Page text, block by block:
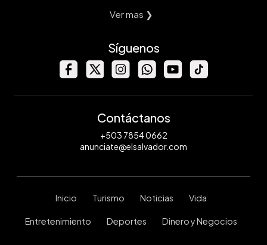
Ver mas ❯
Síguenos
Contáctanos
+503 7854 0662
anunciate@elsalvador.com
Inicio Turismo Noticias Vida
Entretenimiento Deportes Dinero y Negocios